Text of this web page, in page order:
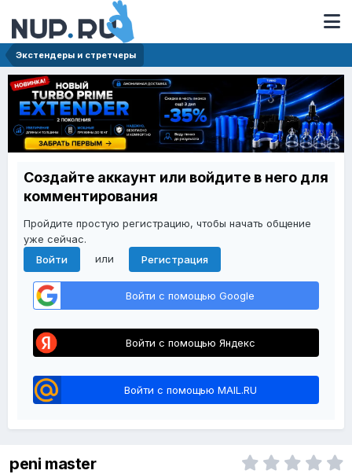
Экстендеры и стретчеры
Создайте аккаунт или войдите в него для
комментирования
Пройдите простую регистрацию, чтобы начать общение
уже сейчас.
Войти
или Регистрация
Войти с помощью Google
Войти с помощью Яндекс
Войти с помощью MAIL.RU
peni master